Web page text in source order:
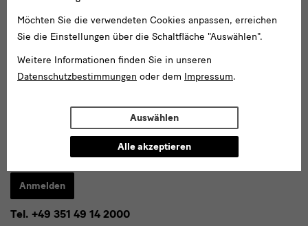
Möchten Sie die verwendeten Cookies anpassen, erreichen
Sie die Einstellungen über die Schaltfläche "Auswählen".
Weitere Informationen finden Sie in unseren
Datenschutzbestimmungen oder dem Impressum.
Auswählen
Alle akzeptieren
Social
Media
und
Newsletter
Facebook
X YoutubeInstagram
SKD
Adresse
Anmelden
* Pflichtfeld
Tel. +49 351 49 14 2000